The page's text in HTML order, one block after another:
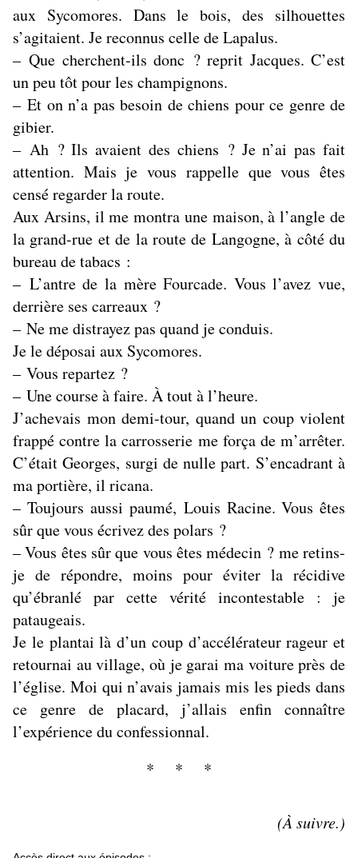
aux Sycomores. Dans le bois, des silhouettes
s’agitaient. Je reconnus celle de Lapalus.
– Que cherchent-ils donc ? reprit Jacques. C’est
un peu tôt pour les champignons.
– Et on n’a pas besoin de chiens pour ce genre de
gibier.
– Ah ? Ils avaient des chiens ? Je n’ai pas fait
attention. Mais je vous rappelle que vous êtes
censé regarder la route.
Aux Arsins, il me montra une maison, à l’angle de
la grand-rue et de la route de Langogne, à côté du
bureau de tabacs :
– L’antre de la mère Fourcade. Vous l’avez vue,
derrière ses carreaux ?
– Ne me distrayez pas quand je conduis.
Je le déposai aux Sycomores.
– Vous repartez ?
– Une course à faire. À tout à l’heure.
J’achevais mon demi-tour, quand un coup violent
frappé contre la carrosserie me força de m’arrêter.
C’était Georges, surgi de nulle part. S’encadrant à
ma portière, il ricana.
– Toujours aussi paumé, Louis Racine. Vous êtes
sûr que vous écrivez des polars ?
– Vous êtes sûr que vous êtes médecin ? me retins-
je de répondre, moins pour éviter la récidive
qu’ébranlé par cette vérité incontestable : je
pataugeais.
Je le plantai là d’un coup d’accélérateur rageur et
retournai au village, où je garai ma voiture près de
l’église. Moi qui n’avais jamais mis les pieds dans
ce genre de placard, j’allais enfin connaître
l’expérience du confessionnal.
* * *
(À suivre.)